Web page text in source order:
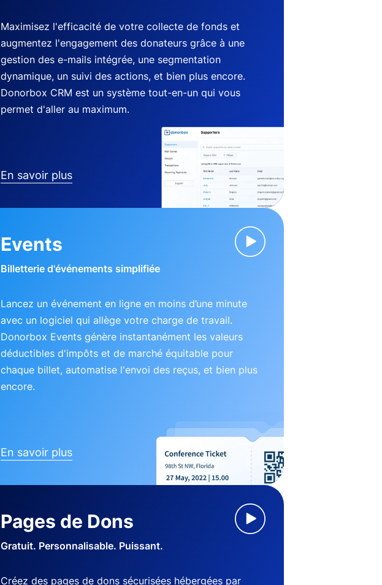
Maximisez l'efficacité de votre collecte de fonds et
augmentez l'engagement des donateurs grâce à une
gestion des e-mails intégrée, une segmentation
dynamique, un suivi des actions, et bien plus encore.
Donorbox CRM est un système tout-en-un qui vous
permet d'aller au maximum.
En savoir plus
Events
Billetterie d'événements simplifiée
Lancez un événement en ligne en moins d’une minute
avec un logiciel qui allège votre charge de travail.
Donorbox Events génère instantanément les valeurs
déductibles d'impôts et de marché équitable pour
chaque billet, automatise l'envoi des reçus, et bien plus
encore.
En savoir plus
Pages de Dons
Gratuit. Personnalisable. Puissant.
Créez des pages de dons sécurisées hébergées par